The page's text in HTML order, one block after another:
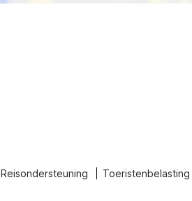
Reisondersteuning Toeristenbelasting